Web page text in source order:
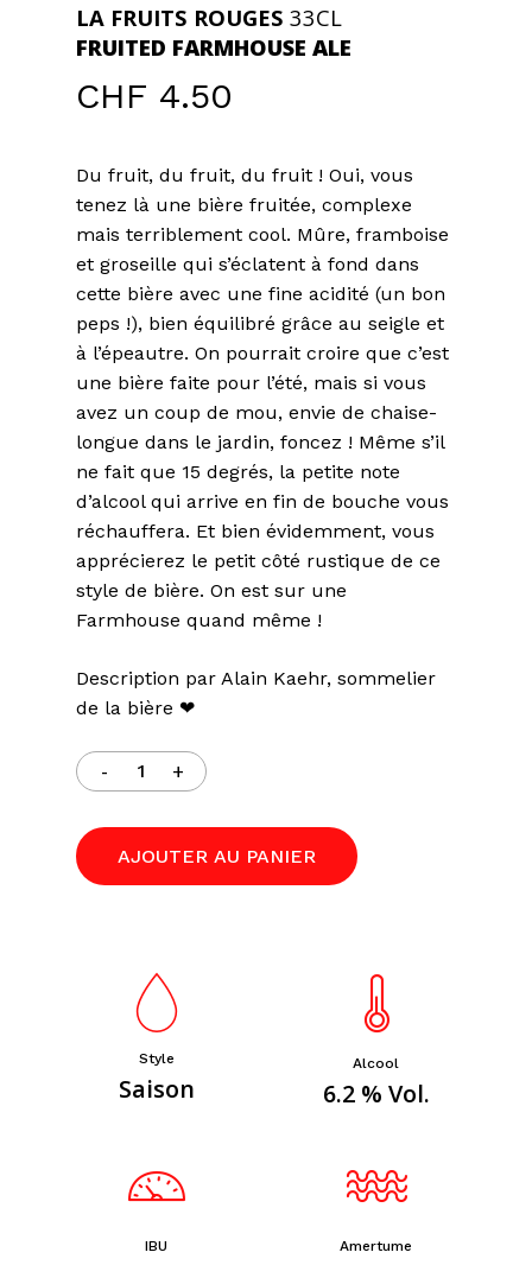
LA FRUITS ROUGES 33CL
FRUITED FARMHOUSE ALE
CHF 4.50
Du fruit, du fruit, du fruit ! Oui, vous
tenez là une bière fruitée, complexe
mais terriblement cool. Mûre, framboise
et groseille qui s’éclatent à fond dans
cette bière avec une fine acidité (un bon
peps !), bien équilibré grâce au seigle et
à l’épeautre. On pourrait croire que c’est
une bière faite pour l’été, mais si vous
avez un coup de mou, envie de chaise-
longue dans le jardin, foncez ! Même s’il
ne fait que 15 degrés, la petite note
d’alcool qui arrive en fin de bouche vous
réchauffera. Et bien évidemment, vous
apprécierez le petit côté rustique de ce
style de bière. On est sur une
Farmhouse quand même !
Description par Alain Kaehr, sommelier
de la bière ❤
AJOUTER AU PANIER
Style
Saison
Alcool
6.2 % Vol.
IBU Amertume